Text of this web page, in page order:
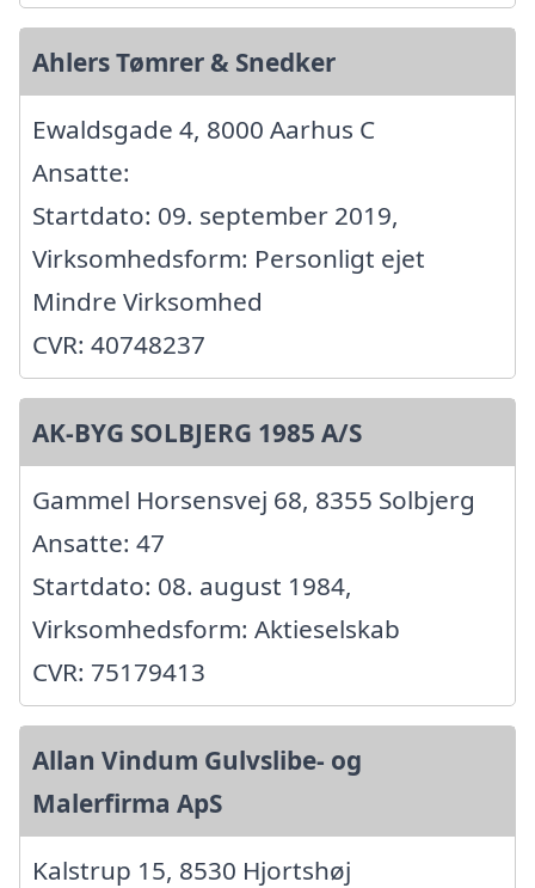
Ahlers Tømrer & Snedker
Ewaldsgade 4, 8000 Aarhus C
Ansatte:
Startdato: 09. september 2019,
Virksomhedsform: Personligt ejet
Mindre Virksomhed
CVR: 40748237
AK-BYG SOLBJERG 1985 A/S
Gammel Horsensvej 68, 8355 Solbjerg
Ansatte: 47
Startdato: 08. august 1984,
Virksomhedsform: Aktieselskab
CVR: 75179413
Allan Vindum Gulvslibe- og
Malerfirma ApS
Kalstrup 15, 8530 Hjortshøj